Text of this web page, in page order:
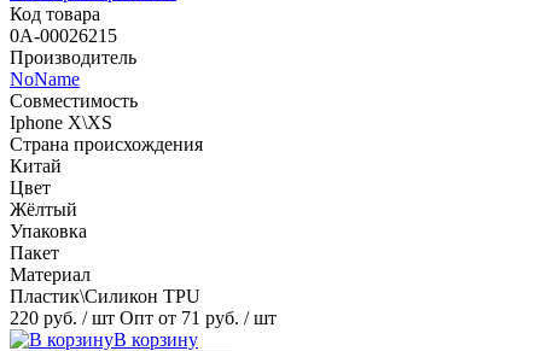
Код товара
0А-00026215
Производитель
NoName
Совместимость
Iphone X\XS
Страна происхождения
Китай
Цвет
Жёлтый
Упаковка
Пакет
Материал
Пластик\Силикон TPU
220 руб. / шт Опт от 71 руб. / шт
В корзину